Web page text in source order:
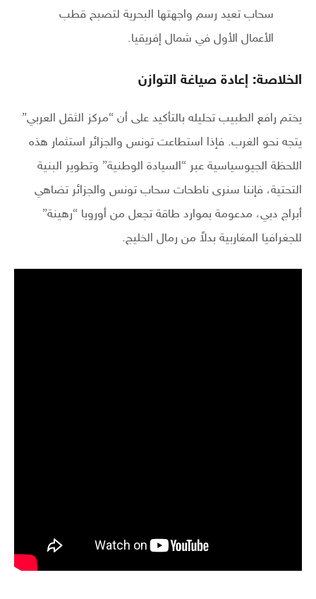
سحاب تعيد رسم واجهتها البحرية لتصبح قطب
الأعمال الأول في شمال إفريقيا.
الخلاصة: إعادة صياغة التوازن
يختم رافع الطبيب تحليله بالتأكيد على أن “مركز الثقل العربي”
يتجه نحو الغرب. فإذا استطاعت تونس والجزائر استثمار هذه
اللحظة الجيوسياسية عبر “السيادة الوطنية” وتطوير البنية
التحتية، فإننا سنرى ناطحات سحاب تونس والجزائر تضاهي
أبراج دبي، مدعومة بموارد طاقة تجعل من أوروبا “رهينة”
للجغرافيا المغاربية بدلاً من رمال الخليج.